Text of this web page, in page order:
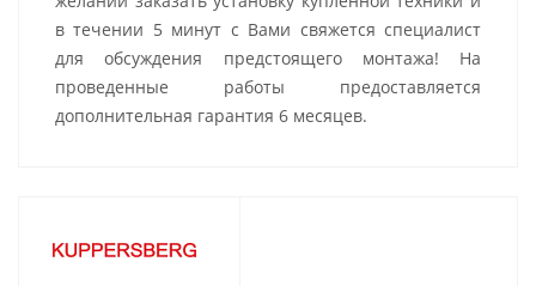
в течении 5 минут с Вами свяжется специалист
для обсуждения предстоящего монтажа! На
проведенные работы предоставляется
дополнительная гарантия 6 месяцев.